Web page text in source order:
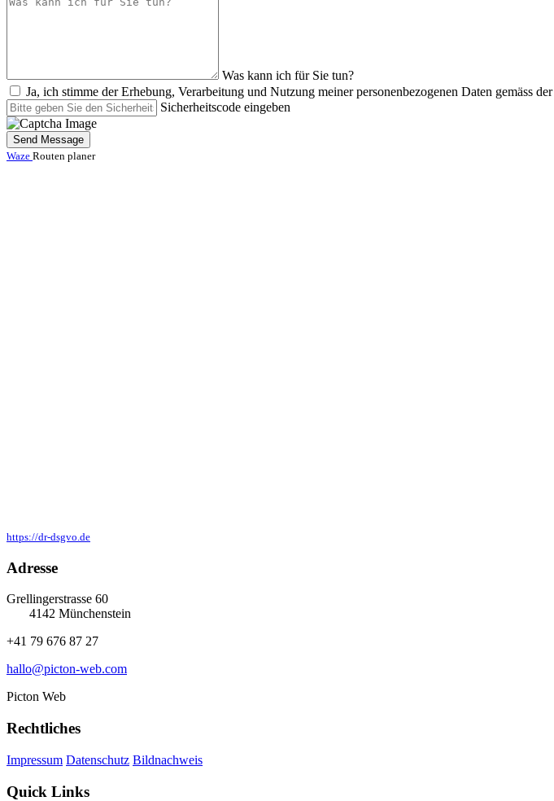
Was kann ich für Sie tun?
Ja, ich stimme der Erhebung, Verarbeitung und Nutzung meiner personenbezogenen Daten gemäss der
Sicherheitscode eingeben
Send Message
Waze Routen planer
https://dr-dsgvo.de
Adresse
Grellingerstrasse 60
4142 Münchenstein
+41 79 676 87 27
hallo@picton-web.com
Picton Web
Rechtliches
Impressum Datenschutz Bildnachweis
Quick Links